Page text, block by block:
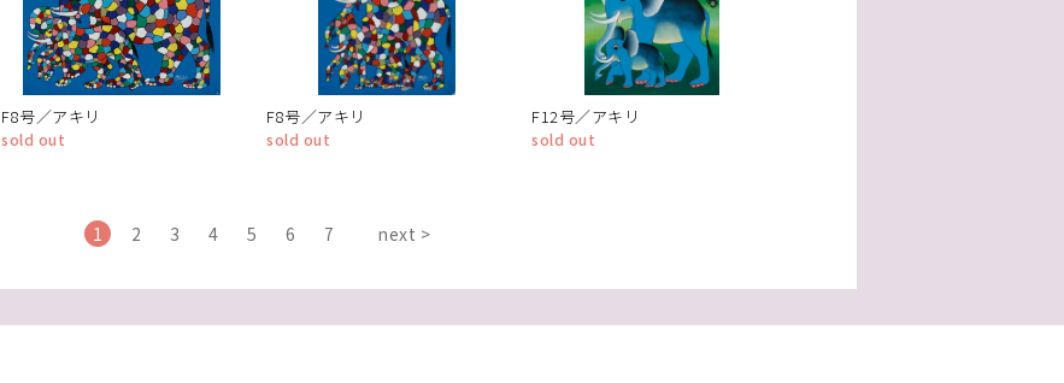
F8号／アキリ
sold out
F8号／アキリ
sold out
F12号／アキリ
sold out
1 2 3 4 5 6 7 next >